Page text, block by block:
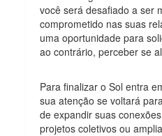
você será desafiado a ser
comprometido nas suas
uma oportunidade para
ao contrário, perceber se
Para finalizar o Sol entra
sua atenção se voltará
de expandir suas
projetos coletivos ou